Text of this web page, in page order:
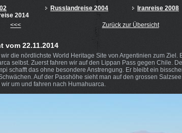
Russlandreise 2004 Iranreise 2008
2014
<<<
Zurück zur Übersicht
vom 22.11.2014
die nördlichste World Heritage Site von Argentinien zum Ziel.
selbst. Zuerst fahren wir auf den Lippan Pass gegen Chile.
schafft das ohne besondere Anstrengung. Er bleibt ein
Auf der Passhöhe sieht man auf den grossen
um und fahren nach Humahuarca.